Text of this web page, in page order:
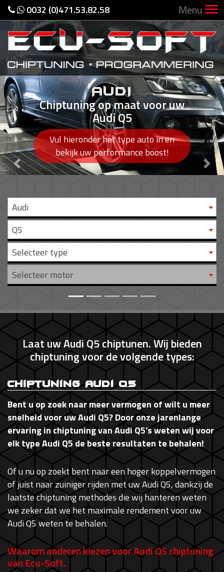
0032 (0)471.53.82.58 Menu
AUDI
Chiptuning op maat voor uw
Audi Q5
Vul hieronder het type auto in en
bekijk uw performance boost!
Previous
Audi
Q5
Selecteer type
Selecteer motor
Laat uw Audi Q5 chiptunen. Wij bieden
chiptuning voor de volgende types:
Chiptuning Audi Q5
Bent u op zoek naar meer vermogen of wilt u meer
snelheid voor uw Audi Q5? Door onze jarenlange
ervaring in chiptuning van Audi Q5's weten wij voor
elk type Audi Q5 de beste resultaten te behalen!
Of u nu op zoekt bent naar een hoger koppelvermogen
of juist naar zuiniger rijden met uw Audi Q5, dankzij de
laatste chiptuning methodes die wij hanteren weten
we zeker dat we het maximale rendement voor uw
Audi Q5 weten te behalen.
Waarom anderen kiezen voor Audi Q5 chiptuning
van Ecu-Soft.